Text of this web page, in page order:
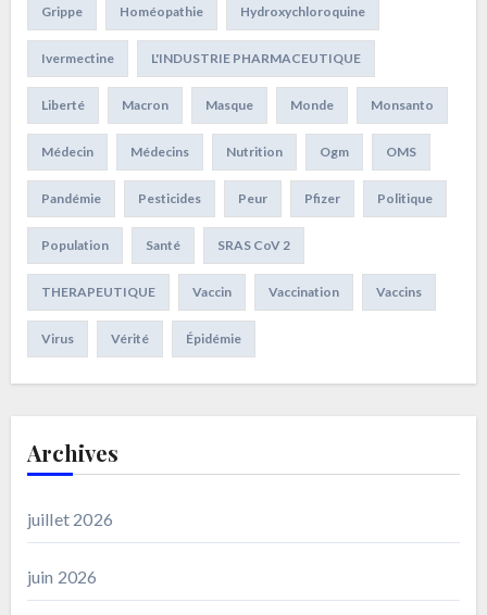
Grippe Homéopathie Hydroxychloroquine
Ivermectine L'INDUSTRIE PHARMACEUTIQUE
Liberté Macron Masque Monde Monsanto
Médecin Médecins Nutrition Ogm OMS
Pandémie Pesticides Peur Pfizer Politique
Population Santé SRAS CoV 2
THERAPEUTIQUE Vaccin Vaccination Vaccins
Virus Vérité Épidémie
Archives
juillet 2026
juin 2026